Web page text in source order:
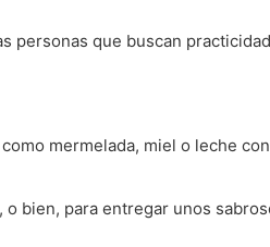
personas que buscan
mermelada, miel o leche
bien, para entregar unos